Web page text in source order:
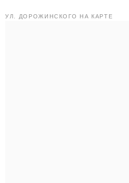
УЛ. ДОРОЖИНСКОГО НА КАРТЕ